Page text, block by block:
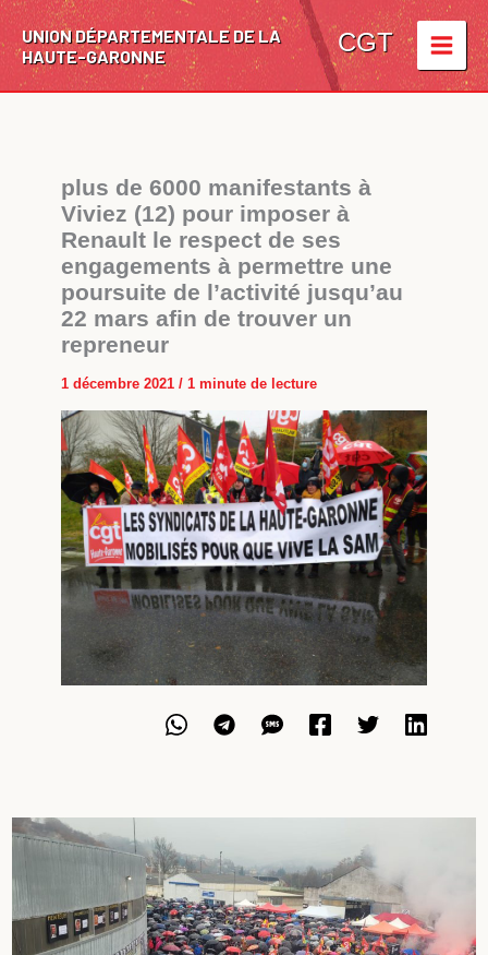
Aller
contenu
UNION DÉPARTEMENTALE DE LA
HAUTE-GARONNE
CGT
plus de 6000 manifestants à
Viviez (12) pour imposer à
Renault le respect de ses
engagements à permettre une
poursuite de l’activité jusqu’au
22 mars afin de trouver un
repreneur
1 décembre 2021/1 minute de lecture